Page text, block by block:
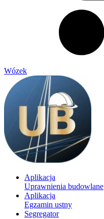
Wózek
Aplikacja
Uprawnienia budowlane
Aplikacja
Egzamin ustny
Segregator